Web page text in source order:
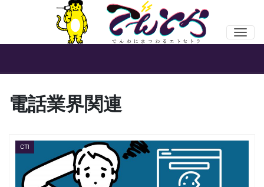
電話業界関連
CTI